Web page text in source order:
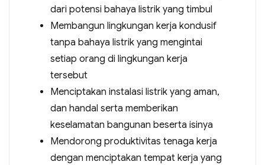
dari potensi bahaya listrik yang timbul
Membangun lingkungan kerja kondusif
tanpa bahaya listrik yang mengintai
setiap orang di lingkungan kerja
tersebut
Menciptakan instalasi listrik yang aman,
dan handal serta memberikan
keselamatan bangunan beserta isinya
Mendorong produktivitas tenaga kerja
dengan menciptakan tempat kerja yang